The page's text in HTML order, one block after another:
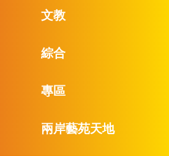
文教
綜合
專區
兩岸藝苑天地